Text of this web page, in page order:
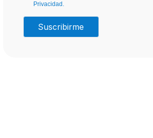
Privacidad.